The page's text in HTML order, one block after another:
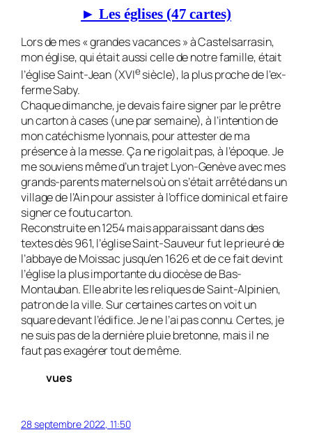
► Les églises (47 cartes)
Lors de mes « grandes vacances » à Cas­tel­sarrasin,
mon église, qui était aussi celle de notre famille, était
l’église Saint-Jean (XVIesiècle), la plus proche de l’ex-
ferme Saby.
Chaque dimanche, je devais faire signer par le prêtre
un carton à cases (une par semaine), à l’intention de
mon catéchisme lyonnais, pour attester de ma
présence à la messe. Ça ne rigolait pas, à l’époque. Je
me souviens même d’un trajet Lyon-Genè­ve avec mes
grands-parents maternels où on s’était arrêté dans un
village de l’Ain pour assister à l’office dominical et faire
si­gner ce foutu carton.
Reconstruite en 1254 mais apparaissant dans des
textes dès 961, l’église Saint-Sau­veur fut le prieuré de
l’abbaye de Moissac jusqu’en 1626 et de ce fait devint
l’église la plus importante du diocèse de Bas-
Montauban. Elle abrite les reli­ques de Saint-Alpinien,
patron de la ville. Sur cer­taines cartes on voit un
square devant l’é­difice. Je ne l’ai pas connu. Certes, je
ne suis pas de la dernière pluie bretonne, mais il ne
faut pas exagérer tout de même.
vues
28 septembre 2022, 11:50